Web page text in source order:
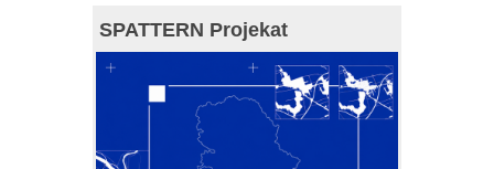
SPATTERN Projekat